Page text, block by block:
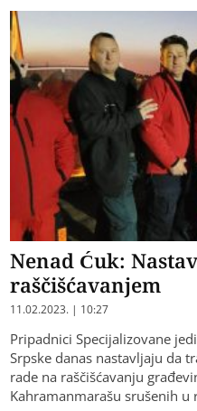
Nenad Ćuk:
raščišćavanjem
11.02.2023. | 10:27
Pripadnici Specijalizovane
Srpske danas nastavljaju da
rade na raščišćavanju
Kahramanmarašu srušenih u